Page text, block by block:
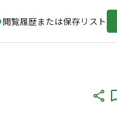
閲覧履歴または保存リスト